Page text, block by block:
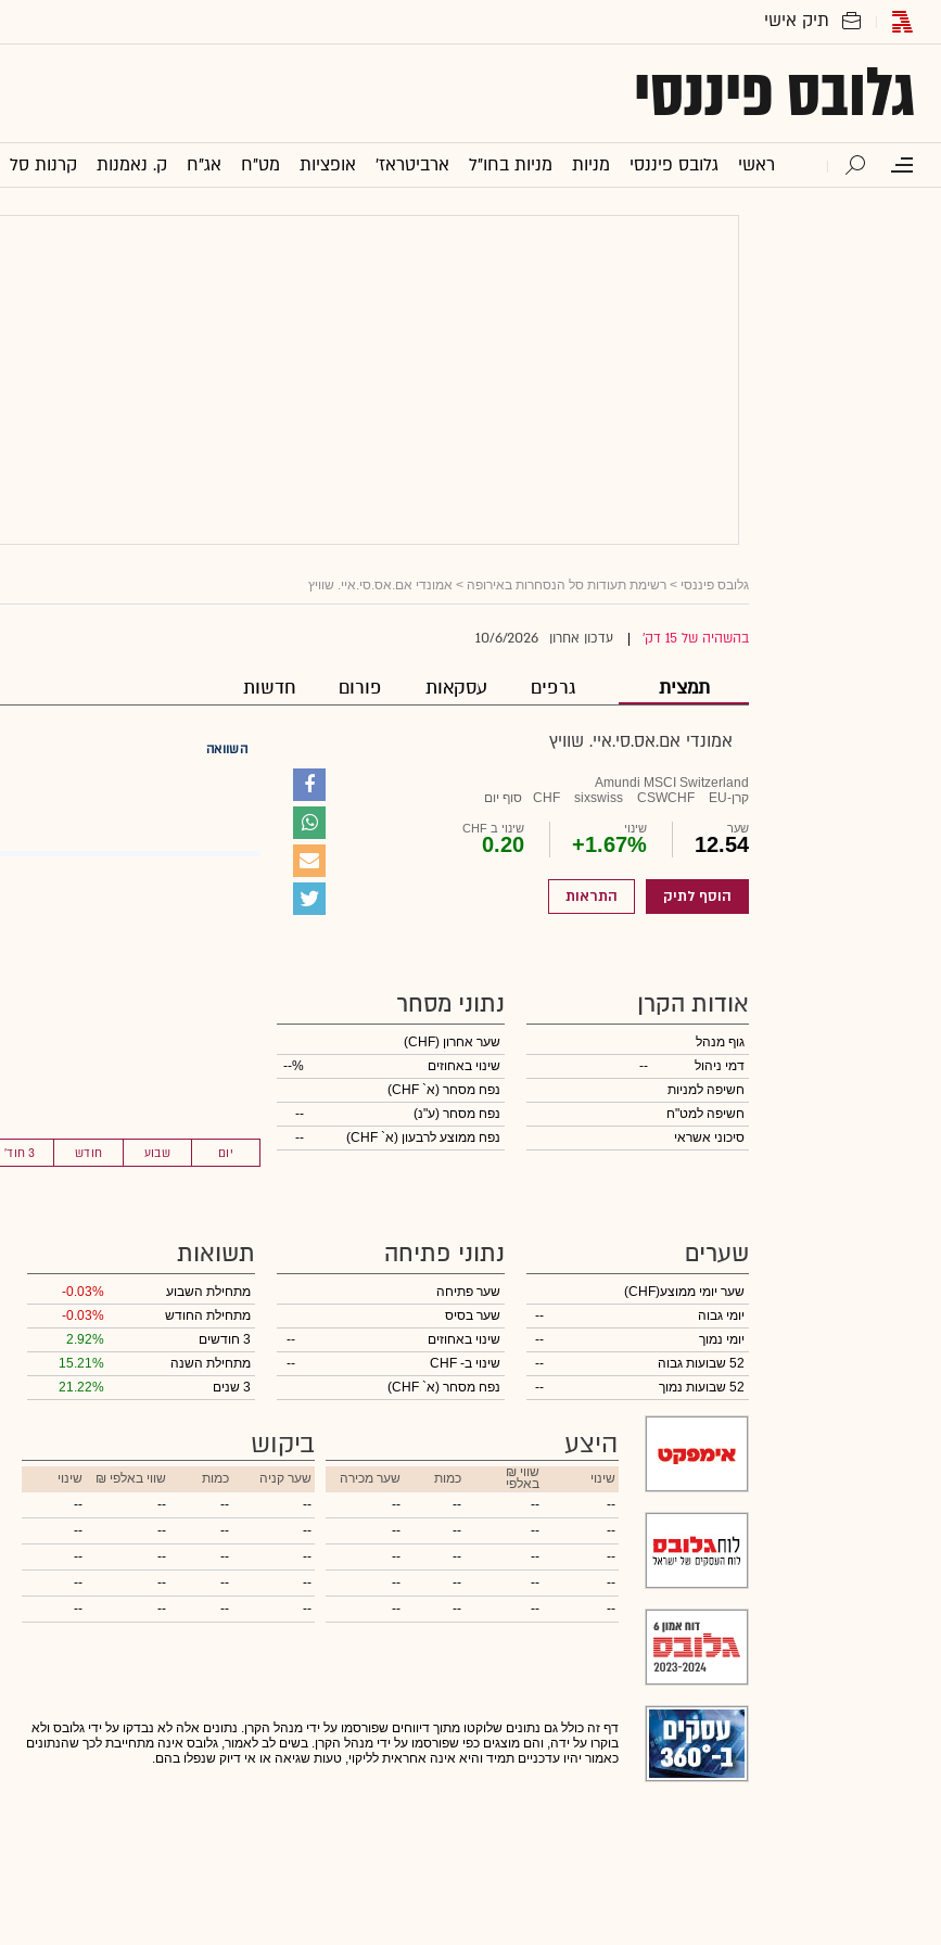
גלובס פיננסי
ראשי גלובס פיננסי מניות מניות בחו"ל ארביטראז' אופציות מט"ח אג"ח ק. נאמנות קרנות סל
גלובס פיננסי > רשימת תעודות סל הנסחרות באירופה > אמונדי אם.אס.סי.איי. שוויץ
בהשהיה של 15 דק' עדכון אחרון 10/6/2026
תמצית גרפים עסקאות פורום חדשות
אמונדי אם.אס.סי.איי. שוויץ
Amundi MSCI Switzerland
קרן-EU
CSWCHF
sixswiss
CHF סוף יום
שער
12.54
שינוי
+1.67%
שינוי ב CHF
0.20
הוסף לתיק התראות
השוואה
יום שבוע חודש 3 חוד'
אודות הקרן
גוף מנהל
דמי ניהול
--
חשיפה למניות
חשיפה למט"ח
סיכוני אשראי
נתוני מסחר
שער אחרון (CHF)
שינוי באחוזים
--%
נפח מסחר (א` CHF)
נפח מסחר (ע"נ)
--
נפח ממוצע לרבעון (א` CHF)
--
שערים
שער יומי ממוצע(CHF)
יומי גבוה
--
יומי נמוך
--
52 שבועות גבוה
--
52 שבועות נמוך
--
נתוני פתיחה
שער פתיחה
שער בסיס
שינוי באחוזים
--
שינוי ב- CHF
--
נפח מסחר (א` CHF)
תשואות
מתחילת השבוע
-0.03%
מתחילת החודש
-0.03%
3 חודשים
2.92%
מתחילת השנה
15.21%
3 שנים
21.22%
היצע
שינוי ₪ שווי
באלפי כמות
שער מכירה
--
--
--
--
--
--
--
--
--
--
--
--
--
--
--
--
--
--
--
--
ביקוש
שער קניה כמות ₪ שווי באלפי
שינוי
--
--
--
--
--
--
--
--
--
--
--
--
--
--
--
--
--
--
--
--
דף זה כולל גם נתונים שלוקטו מתוך דיווחים שפורסמו על ידי מנהל הקרן. נתונים אלה לא נבדקו על ידי גלובס ולא
בוקרו על ידה, והם מוצגים כפי שפורסמו על ידי מנהל הקרן. בשים לב לאמור, גלובס אינה מתחייבת לכך שהנתונים
כאמור יהיו עדכניים תמיד והיא אינה אחראית לליקוי, טעות שגיאה או אי דיוק שנפלו בהם.